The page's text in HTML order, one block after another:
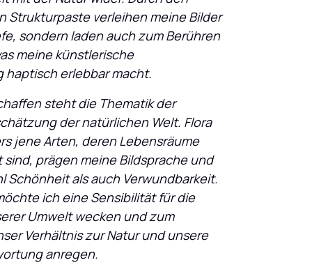
Strukturpaste verleihen meine Bilder
sondern laden auch zum Berühren
meine künstlerische
haptisch erlebbar macht.
steht die Thematik der
der natürlichen Welt. Flora
jene Arten, deren Lebensräume
prägen meine Bildsprache und
Schönheit als auch Verwundbarkeit.
ich eine Sensibilität für die
Umwelt wecken und zum
Verhältnis zur Natur und unsere
anregen.